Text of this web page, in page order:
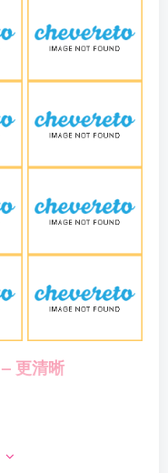
更清晰
潘多拉, 网络上一共